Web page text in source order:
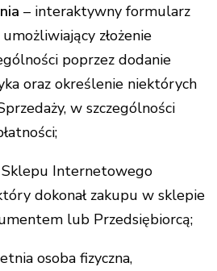
– interaktywny formularz
złożenie
poprzez dodanie
oraz określenie niektórych
w szczególności
Internetowego
dokonał zakupu w sklepie
lub Przedsiębiorcą;
osoba fizyczna,